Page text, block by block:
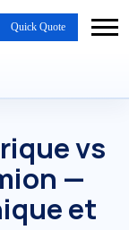
Quick Quote
vs
—
et